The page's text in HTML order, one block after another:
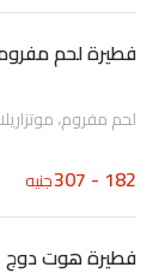
فطيرة لحم
لحم مفروم،
182 - 307 جنيه
فطيرة هوت دوج